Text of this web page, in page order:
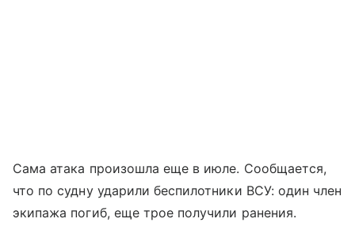
Сама атака произошла еще в июле. Сообщается,
что по судну ударили беспилотники ВСУ: один член
экипажа погиб, еще трое получили ранения.